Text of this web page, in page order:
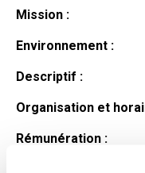
Mission :
Environnement :
Descriptif :
Organisation et
Rémunération :